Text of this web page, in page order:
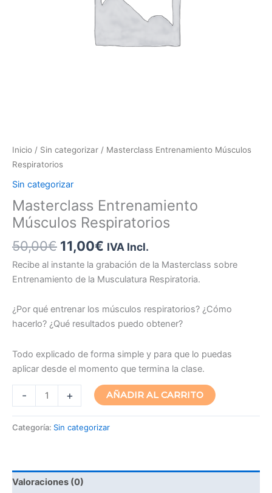
Inicio / Sin categorizar / Masterclass Entrenamiento Músculos
Respiratorios
Sin categorizar
Masterclass Entrenamiento
Músculos Respiratorios
50,00€ 11,00€ IVA Incl.
Recibe al instante la grabación de la Masterclass sobre
Entrenamiento de la Musculatura Respiratoria.
¿Por qué entrenar los músculos respiratorios? ¿Cómo
hacerlo? ¿Qué resultados puedo obtener?
Todo explicado de forma simple y para que lo puedas
aplicar desde el momento que termina la clase.
- + AÑADIR AL CARRITO
Categoría: Sin categorizar
Valoraciones (0)